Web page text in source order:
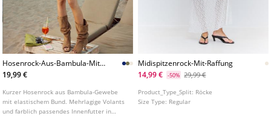
Hosenrock-Aus-Bambula-Mit-
Volants-L01261250
19,99 €
Kurzer Hosenrock aus Bambula-Gewebe
mit elastischem Bund. Mehrlagige Volants
und farblich passendes Innenfutter in
Midispitzenrock-Mit-Raffung
14,99 €
-50% 29,99 €
Product_Type_Split: Röcke
Size Type: Regular